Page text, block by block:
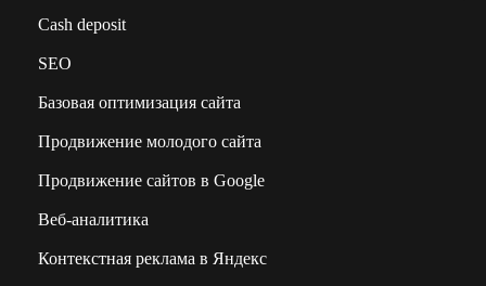
Сash deposit
SEO
Базовая оптимизация сайта
Продвижение молодого сайта
Продвижение сайтов в Google
Веб-аналитика
Контекстная реклама в Яндекс